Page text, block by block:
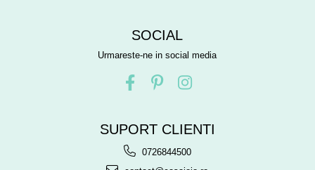
SOCIAL
Urmareste-ne in social media
SUPORT CLIENTI
0726844500